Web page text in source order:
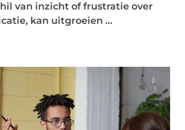
van inzicht of frustratie over
kan uitgroeien ...